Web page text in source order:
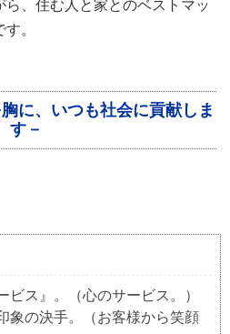
ら、住む人と家とのベストマッ
。
に、いつも社会に貢献しま
す－
ビス』。（心のサービス。）
象の決手。（お客様から笑顔